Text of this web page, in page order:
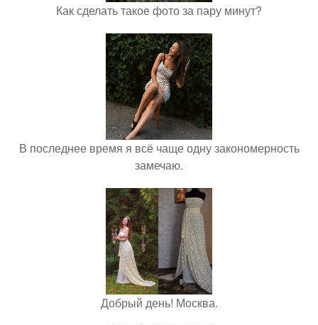
Как сделать такое фото за пару минут?
В последнее время я всё чаще одну закономерность
замечаю.
Добрый день! Москва.